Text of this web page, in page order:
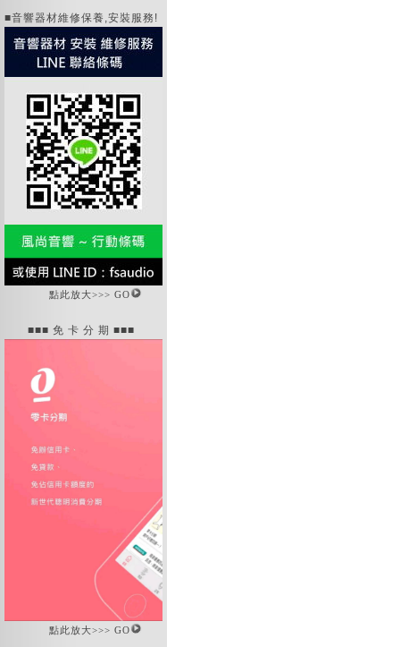
■音響器材維修保養,安裝服務!
點此放大>>> GO
■■■ 免 卡 分 期 ■■■
點此放大>>> GO